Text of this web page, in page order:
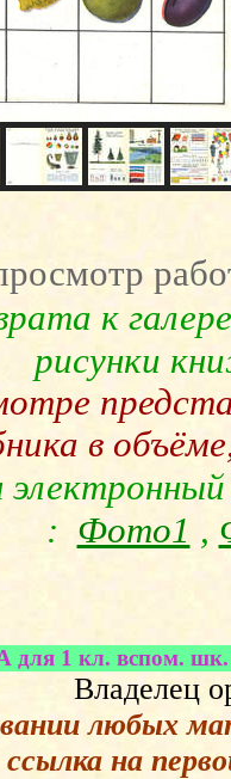
к
рисунки
в
: Фото1 ,
1 кл. вспом. шк.
Владелец
любых
ссылка на